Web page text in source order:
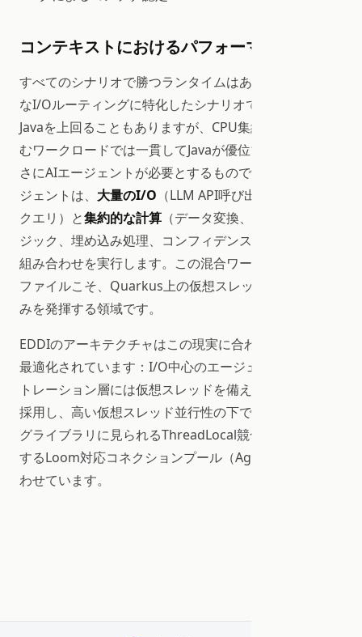
コンテキストにおけるパフォーマンス
すべてのシナリオで勝つランタイムはありません。純粋
なI/Oルーティングに特化したシナリオではNode.jsが
Javaを上回ることもありますが、CPU集約型タスクを含
むワークロードでは一貫してJavaが優位です、これはま
さにAIエージェントが必要とするものです。最新のエー
ジェントは、 大量のI/O （LLM API呼び出し、ベクトル
クエリ）と集約的な計算 （データ変換、ルーティングロ
ジック、埋め込み処理、コンフィデンス評価）の複雑な
組み合わせを実行します。この混合ワークロードのプロ
ファイルこそ、Quarkus上の仮想スレッドが最大の強
みを発揮する領域です。
EDDIのアーキテクチャはこの現実に合わせて意図的に
最適化されています：I/O中心のエージェントオーケス
トレーション層には仮想スレッドを備えたQuarkusを
採用し、高い仮想スレッド並行性の下で従来のプーリン
グライブラリに見られるThreadLocal競合の問題を回避
するLoom対応コネクションプール（Agroal）と組み合
わせています。